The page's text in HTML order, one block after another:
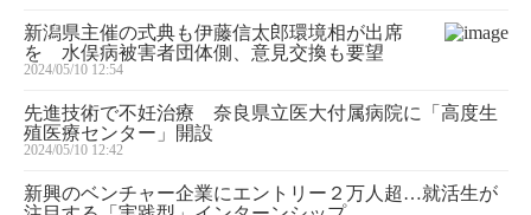
新潟県主催の式典も伊藤信太郎環境相が出席
を 水俣病被害者団体側、意見交換も要望
2024/05/10 12:54
先進技術で不妊治療 奈良県立医大付属病院に「高度生
殖医療センター」開設
2024/05/10 12:42
新興のベンチャー企業にエントリー２万人超…就活生が